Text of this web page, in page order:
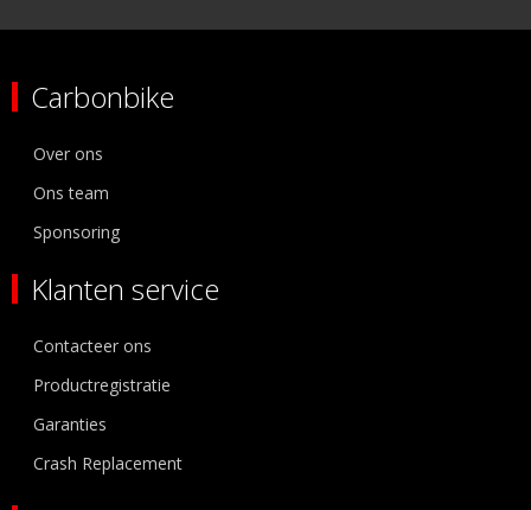
Carbonbike
Over ons
Ons team
Sponsoring
Klanten service
Contacteer ons
Productregistratie
Garanties
Crash Replacement